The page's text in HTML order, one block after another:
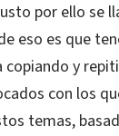
por ello se
eso es que
y
con los
temas,